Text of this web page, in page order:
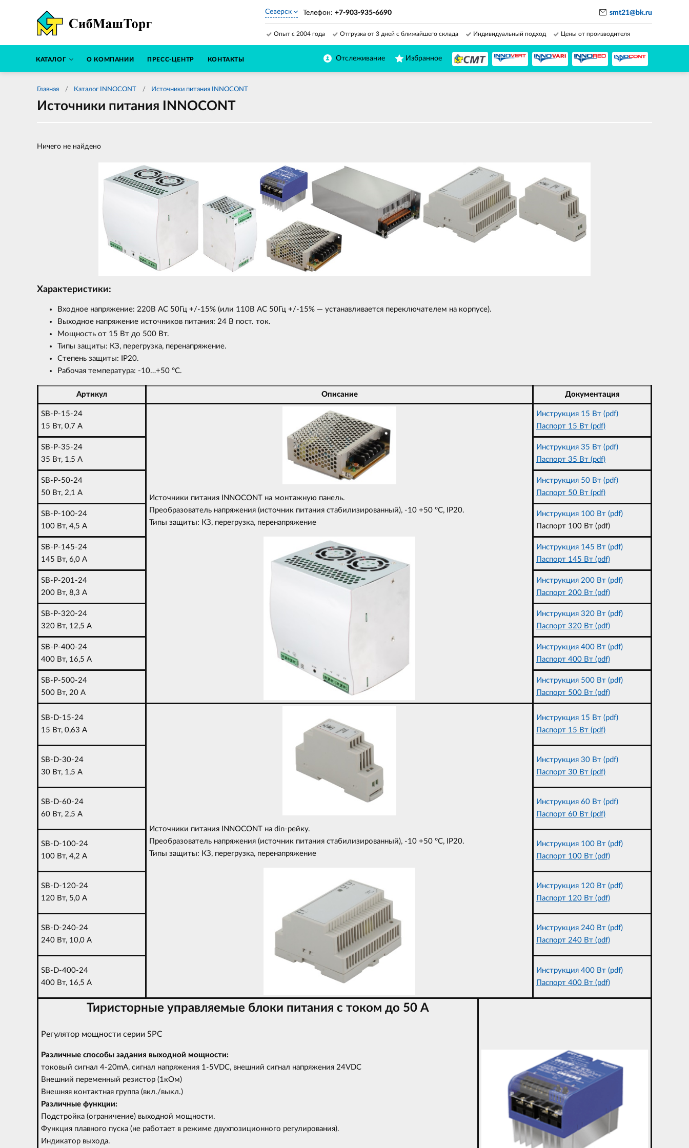
Северск Телефон: +7-903-935-6690
Отслеживание Избранное
Опыт с 2004 года Отгрузка от 3 дней с ближайшего склада Индивидуальный подход Цены от производителя
КАТАЛОГ О КОМПАНИИ ПРЕСС-ЦЕНТР КОНТАКТЫ
smt21@bk.ru
Главная Каталог INNOCONT Источники питания INNOCONT
Источники питания INNOCONT
Ничего не найдено
Характеристики:
Входное напряжение: 220В AC 50Гц +/-15% (или 110В AC 50Гц +/-15% — устанавливается переключателем на корпусе).
Выходное напряжение источников питания: 24 В пост. ток.
Мощность от 15 Вт до 500 Вт.
Типы защиты: КЗ, перегрузка, перенапряжение.
Степень защиты: IP20.
Рабочая температура: -10…+50 °C.
Артикул Описание Документация
SB-P-15-24
15 Вт, 0,7 A
Источники питания INNOCONT на монтажную панель.
Преобразователь напряжения (источник питания стабилизированный), -10 +50 °C, IP20.
Типы защиты: КЗ, перегрузка, перенапряжение
Инструкция 15 Вт (pdf)
Паспорт 15 Вт (pdf)
SB-P-35-24
35 Вт, 1,5 A
Инструкция 35 Вт (pdf)
Паспорт 35 Вт (pdf)
SB-P-50-24
50 Вт, 2,1 A
Инструкция 50 Вт (pdf)
Паспорт 50 Вт (pdf)
SB-P-100-24
100 Вт, 4,5 A
Инструкция 100 Вт (pdf)
Паспорт 100 Вт (pdf)
SB-P-145-24
145 Вт, 6,0 A
Инструкция 145 Вт (pdf)
Паспорт 145 Вт (pdf)
SB-P-201-24
200 Вт, 8,3 A
Инструкция 200 Вт (pdf)
Паспорт 200 Вт (pdf)
SB-P-320-24
320 Вт, 12,5 A
Инструкция 320 Вт (pdf)
Паспорт 320 Вт (pdf)
SB-P-400-24
400 Вт, 16,5 A
Инструкция 400 Вт (pdf)
Паспорт 400 Вт (pdf)
SB-P-500-24
500 Вт, 20 A
Инструкция 500 Вт (pdf)
Паспорт 500 Вт (pdf)
SB-D-15-24
15 Вт, 0,63 A
Источники питания INNOCONT на din-рейку.
Преобразователь напряжения (источник питания стабилизированный), -10 +50 °C, IP20.
Типы защиты: КЗ, перегрузка, перенапряжение
Инструкция 15 Вт (pdf)
Паспорт 15 Вт (pdf)
SB-D-30-24
30 Вт, 1,5 A
Инструкция 30 Вт (pdf)
Паспорт 30 Вт (pdf)
SB-D-60-24
60 Вт, 2,5 A
Инструкция 60 Вт (pdf)
Паспорт 60 Вт (pdf)
SB-D-100-24
100 Вт, 4,2 A
Инструкция 100 Вт (pdf)
Паспорт 100 Вт (pdf)
SB-D-120-24
120 Вт, 5,0 A
Инструкция 120 Вт (pdf)
Паспорт 120 Вт (pdf)
SB-D-240-24
240 Вт, 10,0 A
Инструкция 240 Вт (pdf)
Паспорт 240 Вт (pdf)
SB-D-400-24
400 Вт, 16,5 A
Инструкция 400 Вт (pdf)
Паспорт 400 Вт (pdf)
Тиристорные управляемые блоки питания с током до 50 А
Регулятор мощности серии SPC
Различные способы задания выходной мощности:
токовый сигнал 4-20mA, сигнал напряжения 1-5VDC, внешний сигнал напряжения 24VDC
Внешний переменный резистор (1кОм)
Внешняя контактная группа (вкл./выкл.)
Различные функции:
Подстройка (ограничение) выходной мощности.
Функция плавного пуска (не работает в режиме двухпозиционного регулирования).
Индикатор выхода.